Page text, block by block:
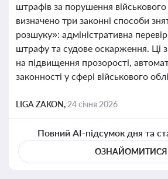
штрафів за порушення військового
визначено три законні способи
розшуку»: адміністративна
штрафу та судове оскарження. Ці
на підвищення прозорості,
законності у сфері військового
LIGA ZAKON, 24 січня 2026
Повний AI-підсумок дня та
ОЗНАЙОМИТИСЯ